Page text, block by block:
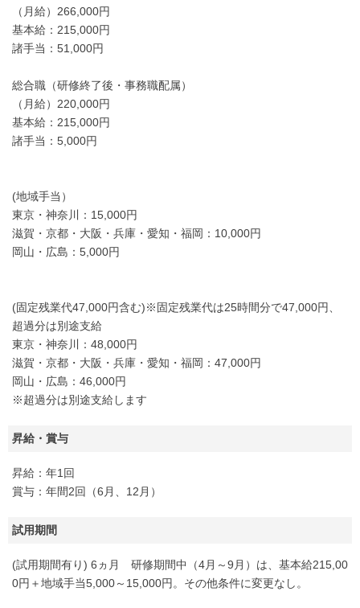
（月給）266,000円
基本給：215,000円
諸手当：51,000円
総合職（研修終了後・事務職配属）
（月給）220,000円
基本給：215,000円
諸手当：5,000円
(地域手当）
東京・神奈川：15,000円
滋賀・京都・大阪・兵庫・愛知・福岡：10,000円
岡山・広島：5,000円
(固定残業代47,000円含む)※固定残業代は25時間分で47,000円、
超過分は別途支給
東京・神奈川：48,000円
滋賀・京都・大阪・兵庫・愛知・福岡：47,000円
岡山・広島：46,000円
※超過分は別途支給します
昇給・賞与
昇給：年1回
賞与：年間2回（6月、12月）
試用期間
(試用期間有り) 6ヵ月 研修期間中（4月～9月）は、基本給215,00
0円＋地域手当5,000～15,000円。その他条件に変更なし。